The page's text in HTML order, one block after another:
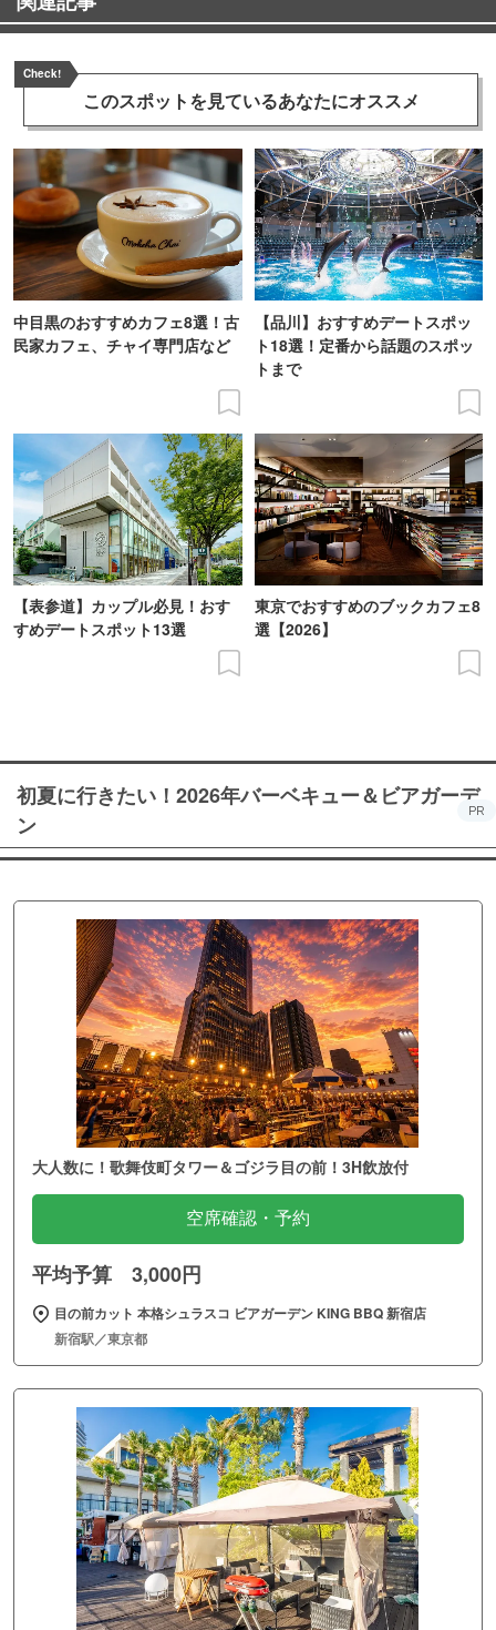
Check!
このスポットを見ているあなたにオススメ
中目黒のおすすめカフェ8選！古
民家カフェ、チャイ専門店など
【品川】おすすめデートスポッ
ト18選！定番から話題のスポッ
トまで
【表参道】カップル必見！おす
すめデートスポット13選
東京でおすすめのブックカフェ8
選【2026】
初夏に行きたい！2026年バーベキュー＆ビアガーデ
ン
PR
大人数に！歌舞伎町タワー＆ゴジラ目の前！3H飲放付
空席確認・予約
平均予算 3,000円
目の前カット 本格シュラスコ ビアガーデン KING BBQ 新宿店
新宿駅／東京都